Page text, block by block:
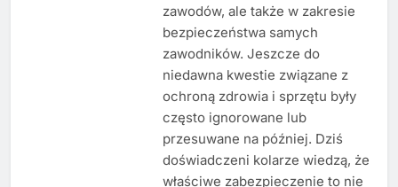
zawodów, ale także w zakresie
bezpieczeństwa samych
zawodników. Jeszcze do
niedawna kwestie związane z
ochroną zdrowia i sprzętu były
często ignorowane lub
przesuwane na później. Dziś
doświadczeni kolarze wiedzą, że
właściwe zabezpieczenie to nie